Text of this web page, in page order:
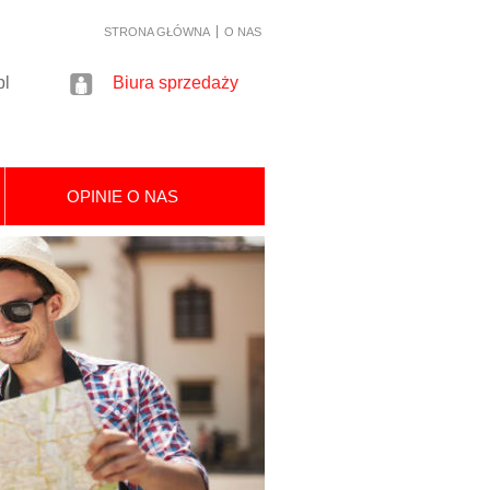
STRONA GŁÓWNA
O NAS
Biura sprzedaży
OPINIE O NAS